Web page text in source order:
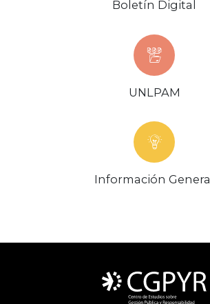
Boletín Digital
UNLPAM
Información General